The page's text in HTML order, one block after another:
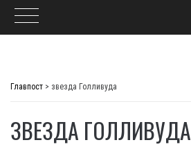
Главпост > звезда Голливуда
ЗВЕЗДА ГОЛЛИВУДА